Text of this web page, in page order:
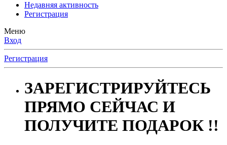
Недавняя активность
Регистрация
Меню
Вход
Регистрация
ЗАРЕГИСТРИРУЙТЕСЬ
ПРЯМО СЕЙЧАС И
ПОЛУЧИТЕ ПОДАРОК !!